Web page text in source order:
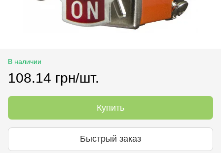
В наличии
108.14 грн/шт.
Купить
Быстрый заказ